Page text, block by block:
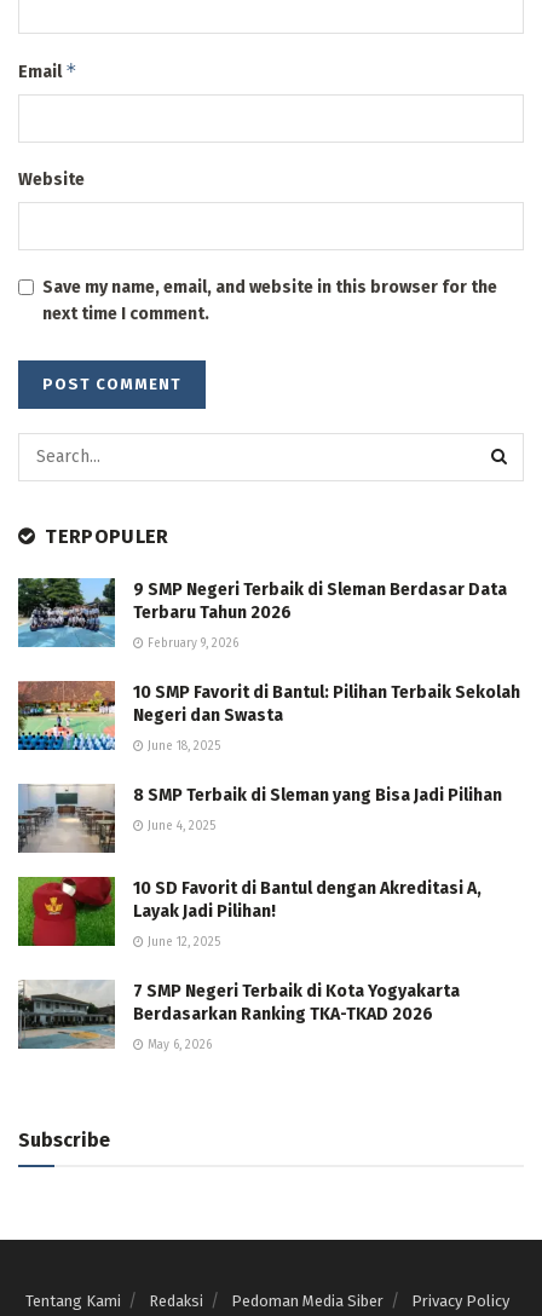
Email*
Website
Save my name, email, and website in this browser for the
next time I comment.
TERPOPULER
9 SMP Negeri Terbaik di Sleman Berdasar Data
Terbaru Tahun 2026
February 9, 2026
10 SMP Favorit di Bantul: Pilihan Terbaik Sekolah
Negeri dan Swasta
June 18, 2025
8 SMP Terbaik di Sleman yang Bisa Jadi Pilihan
June 4, 2025
10 SD Favorit di Bantul dengan Akreditasi A,
Layak Jadi Pilihan!
June 12, 2025
7 SMP Negeri Terbaik di Kota Yogyakarta
Berdasarkan Ranking TKA-TKAD 2026
May 6, 2026
Subscribe
Tentang Kami Redaksi Pedoman Media Siber Privacy Policy